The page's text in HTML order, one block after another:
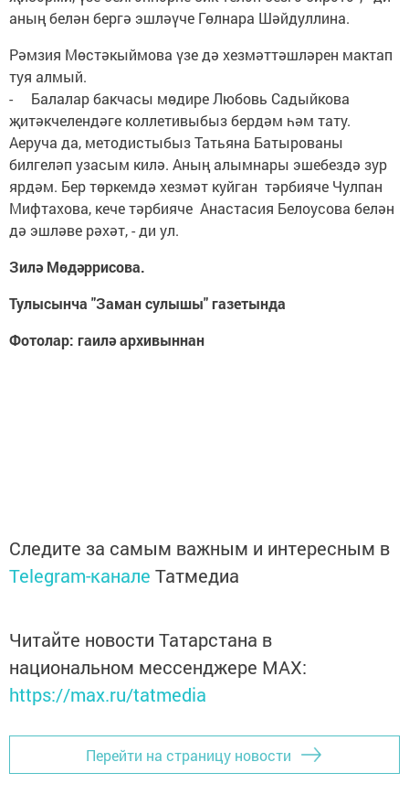
аның белән бергә эшләүче Гөлнара Шәйдуллина.
Рәмзия Мөстәкыймова үзе дә хезмәттәшләрен мактап
туя алмый.
- Балалар бакчасы мөдире Любовь Садыйкова
җитәкчелендәге коллетивыбыз бердәм һәм тату.
Аеруча да, методистыбыз Татьяна Батырованы
билгеләп узасым килә. Аның алымнары эшебездә зур
ярдәм. Бер төркемдә хезмәт куйган тәрбияче Чулпан
Мифтахова, кече тәрбияче Анастасия Белоусова белән
дә эшләве рәхәт, - ди ул.
Зилә Мөдәррисова.
Тулысынча "Заман сулышы" газетында
Фотолар: гаилә архивыннан
Следите за самым важным и интересным в
Telegram-канале Татмедиа
Читайте новости Татарстана в
национальном мессенджере MАХ:
https://max.ru/tatmedia
Перейти на страницу новости